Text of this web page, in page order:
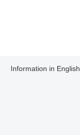
Information in English